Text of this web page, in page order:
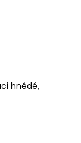
hnědé,